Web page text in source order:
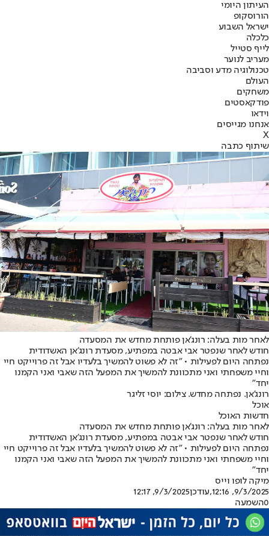
העיתון היומי
הורוסקופ
ישראל השבוע
כלכלה
לייף סטייל
מעריב לנוער
טכנולוגיה מדע וסביבה
העולם
משחקים
פודקאסטים
וידאו
אנחנו מגייסים
X
שיתוף כתבה
לאחר מות בעלה: רונג'אן פותחת מחדש את המסעדה
חודש לאחר שנפטר אבי אבטה במפתיע, מסעדת רונג'אן האשדודית
נפתחה היום לפעילות • "זה לא פשוט להמשיך בלעדיו אבל זה פרוייקט חיי
וחיי משפחתי ואני מתכוונת להמשיך את המפעל הזה שאבי ואני הקמנו
יחד״
רונג'אן. נפתחה מחדש. צילום: יוסי זליגר
אוכל
חדשות האוכל
לאחר מות בעלה: רונג'אן פותחת מחדש את המסעדה
חודש לאחר שנפטר אבי אבטה במפתיע, מסעדת רונג'אן האשדודית
נפתחה היום לפעילות • "זה לא פשוט להמשיך בלעדיו אבל זה פרוייקט חיי
וחיי משפחתי ואני מתכוונת להמשיך את המפעל הזה שאבי ואני הקמנו
יחד״
מיקה לופו וייס
9/3/2025, 12:16
,עודכן9/3/2025, 12:17
0השמעה